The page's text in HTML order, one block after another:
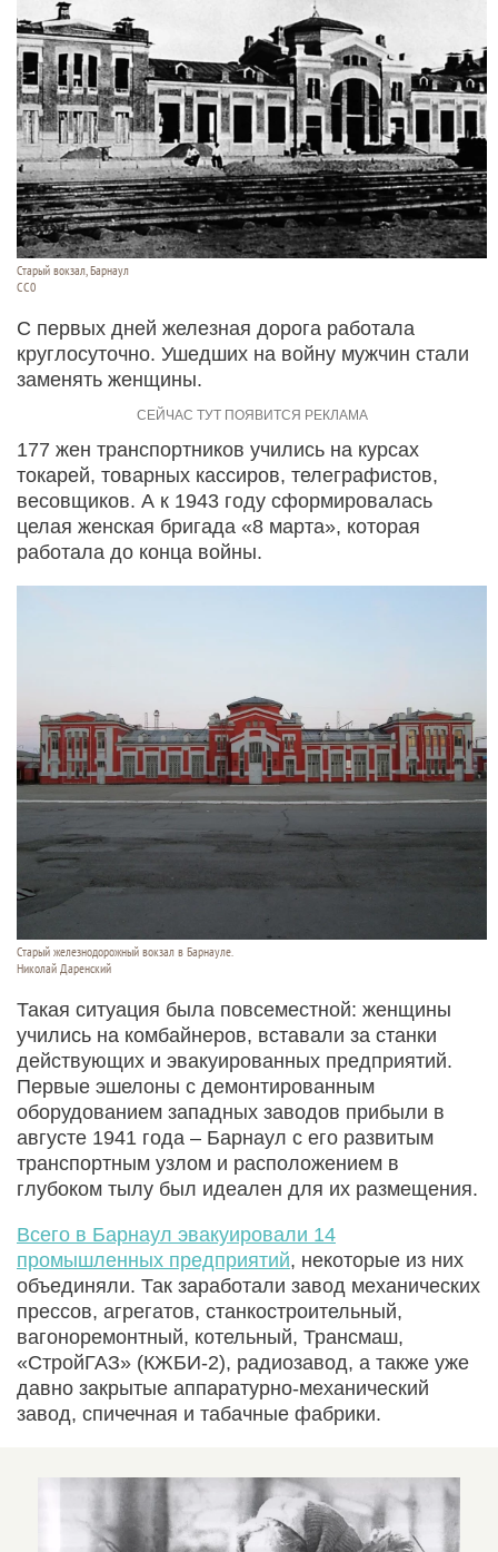
Старый вокзал, Барнаул
СС0
С первых дней железная дорога работала
круглосуточно. Ушедших на войну мужчин стали
заменять женщины.
177 жен транспортников учились на курсах
токарей, товарных кассиров, телеграфистов,
весовщиков. А к 1943 году сформировалась
целая женская бригада «8 марта», которая
работала до конца войны.
Старый железнодорожный вокзал в Барнауле.
Николай Даренский
Такая ситуация была повсеместной: женщины
учились на комбайнеров, вставали за станки
действующих и эвакуированных предприятий.
Первые эшелоны с демонтированным
оборудованием западных заводов прибыли в
августе 1941 года – Барнаул с его развитым
транспортным узлом и расположением в
глубоком тылу был идеален для их размещения.
Всего в Барнаул эвакуировали 14
промышленных предприятий, некоторые из них
объединяли. Так заработали завод механических
прессов, агрегатов, станкостроительный,
вагоноремонтный, котельный, Трансмаш,
«СтройГАЗ» (КЖБИ-2), радиозавод, а также уже
давно закрытые аппаратурно-механический
завод, спичечная и табачные фабрики.